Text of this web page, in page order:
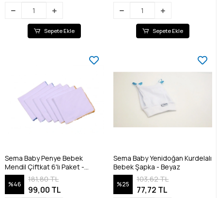
Sepete Ekle Sepete Ekle
Sema Baby Penye Bebek
Mendil Çiftkat 6'lı Paket -
RENKLİ
%46
181,80 TL
99,00 TL
Sema Baby Yenidoğan Kurdelalı
Bebek Şapka - Beyaz
%25
103,62 TL
77,72 TL